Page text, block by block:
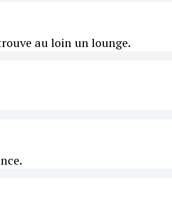
au loin un lounge.